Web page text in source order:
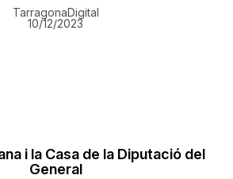
TarragonaDigital
10/12/2023
i la Casa de la Diputació del
General